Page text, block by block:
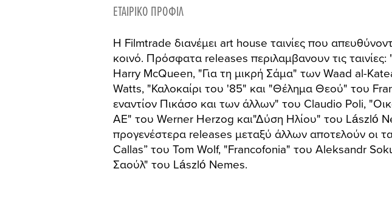
ΕΤΑΙΡΙΚΌ ΠΡΟΦΊΛ
H Filmtrade διανέμει art house ταινίες που
κοινό. Πρόσφατα releases περιλαμβανουν τις
Harry McQueen, "Για τη μικρή Σάμα" των Waad al-
Watts, "Καλοκαίρι του '85" και "Θέλημα Θεού" του
εναντίον Πικάσο και των άλλων" του Claudio Poli,
ΑΕ" του Werner Herzog και"Δύση Ηλίου" του László
προγενέστερα releases μεταξύ άλλων αποτελούν οι
Callas” του Tom Wolf, "Francofonia" του Aleksandr
Σαούλ" του László Nemes.